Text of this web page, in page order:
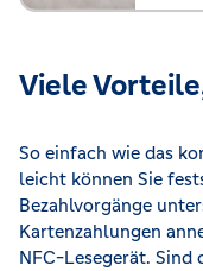
Viele
So einfach wie das
leicht können Sie
Bezahlvorgänge
Kartenzahlungen
NFC-Lesegerät. Sind